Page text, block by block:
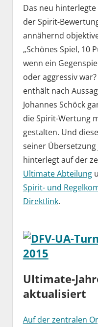
Das neu
der Spirit-
annähernd
„Schönes Spiel, 10
wenn ein
oder aggressiv
enthält nach
Johannes Schöck
die Spirit-Wertung
gestalten. Und
seiner
hinterlegt auf der
Ultimate Abteilung
Spirit- und
Direktlink.
Ultimate-
aktualisiert
Auf der zentralen